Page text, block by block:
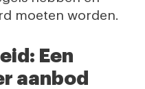
moeten worden.
Een
aanbod